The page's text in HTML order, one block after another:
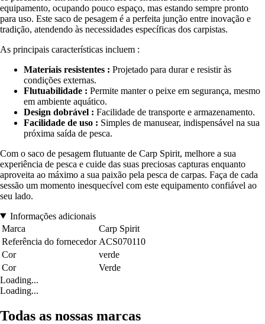
equipamento, ocupando pouco espaço, mas estando sempre pronto
para uso. Este saco de pesagem é a perfeita junção entre inovação e
tradição, atendendo às necessidades específicas dos carpistas.
As principais características incluem :
Materiais resistentes : Projetado para durar e resistir às
condições externas.
Flutuabilidade : Permite manter o peixe em segurança, mesmo
em ambiente aquático.
Design dobrável : Facilidade de transporte e armazenamento.
Facilidade de uso : Simples de manusear, indispensável na sua
próxima saída de pesca.
Com o saco de pesagem flutuante de Carp Spirit, melhore a sua
experiência de pesca e cuide das suas preciosas capturas enquanto
aproveita ao máximo a sua paixão pela pesca de carpas. Faça de cada
sessão um momento inesquecível com este equipamento confiável ao
seu lado.
Informações adicionais
Marca
Carp Spirit
Referência do fornecedor ACS070110
Cor
verde
Cor
Verde
Loading...
Loading...
Todas as nossas marcas